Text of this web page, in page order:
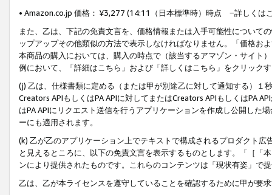
• Amazon.co.jp 価格： ¥3,277 (14:11（日本標準時）時点 −詳しくは
また、乙は、下記の免責文言を、価格情報または入手可能性について
ップアップその他類似の方法で表示しなければなりません。「価格
本商品の購入においては、購入の時点で（該当するアマゾン・サイト
例において、「詳細はこちら」および「詳しくはこちら」をクリック
(j) 乙は、仕様書類に定める（または甲が別途乙に対して通知する）
Creators APIもしくはPA APIに対してまたはCreators APIもしくはPA
はPA APIにリクエスト送信を行うアプリケーションを作成し公開した
ーにも適用されます。
(k) 乙が乙のアプリケーション上でテキストで構成されるプロダクト
と見えるところに、以下の免責文言を表示するものとします。「［「
ンにより提供されたものです。これらのコンテンツは「現状有姿」で
乙は、乙が本ライセンスを遵守していることを確認するために甲が要